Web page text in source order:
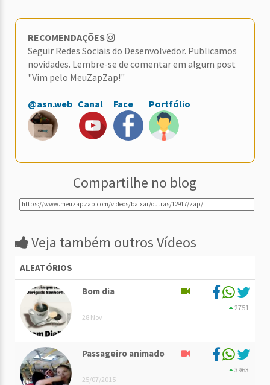
RECOMENDAÇÕES
Seguir Redes Sociais do Desenvolvedor. Publicamos
novidades. Lembre-se de comentar em algum post
"Vim pelo MeuZapZap!"
@asn.web Canal Face Portfólio
Compartilhe no blog
Veja também outros Vídeos
ALEATÓRIOS
Bom dia
28 Nov
2751
Passageiro animado
25/07/2015
3963